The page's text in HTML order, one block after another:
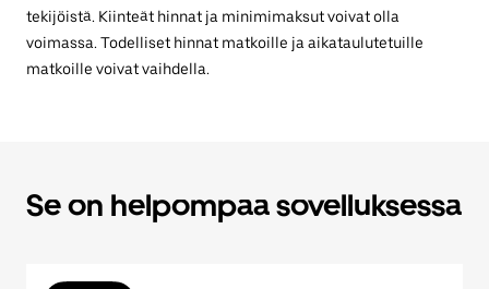
tekijöistä. Kiinteät hinnat ja minimimaksut voivat olla
voimassa. Todelliset hinnat matkoille ja aikataulutetuille
matkoille voivat vaihdella.
Se on helpompaa sovelluksessa